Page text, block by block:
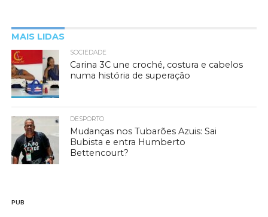
MAIS LIDAS
SOCIEDADE
Carina 3C une croché, costura e cabelos
numa história de superação
DESPORTO
Mudanças nos Tubarões Azuis: Sai
Bubista e entra Humberto
Bettencourt?
PUB